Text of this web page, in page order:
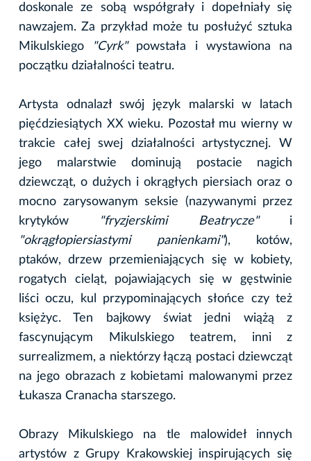
doskonale ze sobą współgrały i dopełniały się
nawzajem. Za przykład może tu posłużyć sztuka
Mikulskiego
"Cyrk"powstała i wystawiona na
początku działalności teatru.
Artysta odnalazł swój język malarski w latach
pięćdziesiątych XX wieku. Pozostał mu wierny w
trakcie całej swej działalności artystycznej. W
jego malarstwie dominują postacie nagich
dziewcząt, o dużych i okrągłych piersiach oraz o
mocno zarysowanym seksie (nazywanymi przez
krytyków
"fryzjerskimi Beatrycze"i
"okrągłopiersiastymi panienkami"), kotów,
ptaków, drzew przemieniających się w kobiety,
rogatych cieląt, pojawiających się w gęstwinie
liści oczu, kul przypominających słońce czy też
księżyc. Ten bajkowy świat jedni wiążą z
fascynującym Mikulskiego teatrem, inni z
surrealizmem, a niektórzy łączą postaci dziewcząt
na jego obrazach z kobietami malowanymi przez
Łukasza Cranacha starszego.
Obrazy Mikulskiego na tle malowideł innych
artystów z Grupy Krakowskiej inspirujących się